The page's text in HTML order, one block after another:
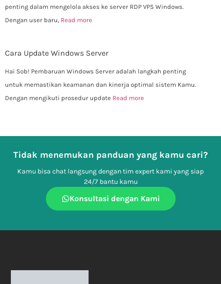
penting dalam mengelola akses ke server RDP VPS Windows.
Dengan user baru, Read more
Cara Update Windows Server
Hai Sob! Pembaruan Windows Server adalah langkah penting
untuk memastikan keamanan dan kinerja optimal sistem Kamu.
Dengan mengikuti prosedur update Read more
Tidak menemukan panduan yang kamu cari?
Kamu bisa chat langsung dengan tim expert kami yang siap
24/7 bantu kamu
Konsultasi dengan Kami